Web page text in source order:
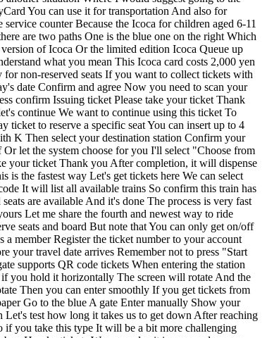
You can use it for transportation And also for
counter Because the Icoca for children aged 6-11
are two paths One is the blue one on the right Which
of Icoca Or the limited edition Icoca Queue up
what you mean This Icoca card costs 2,000 yen
non-reserved seats If you want to collect tickets with
You could tell they were full of joy and excitement for their Japan trip After boarding, there's an area next to you for luggage Large luggage can be placed here You don't need to reserve space for large luggage So you can use any available space Inside, there are cute Hello Kitty designs everywhere Like adorable patterns on the windows And Kitty seat covers on the back of the chairs The middle armrest can be lifted up And for dining There's a tray table you can pull out It's a simple small table For drinks and small items Osaka isn't just a food paradise It also has a cool nickname called "The Nation's Kitchen" Today we came to Tenma Market in the morning Which is the origin of this "Nation's Kitchen" nickname Osaka rose to prominence Mainly because of its highly developed And extensive waterways At the intersection of waterways Large trading centers gradually developed Tenma Market is one of them And do you know The famous area Dotonbori Doesn't Dotonbori have a canal in front That was a canal built during the Tokugawa period So canals were very important For Osaka's rise Can you think of A place in Taiwan That also rose to prominence Because of canals? The answer is Dadaocheng Actually, when I just came out of the subway The buildings along the way didn't look like modern Japanese architecture Instead, it feels more like a local market Coming down I saw a fruit store The fruit prices are quite reasonable This bunch of bananas is only 192 yen Compared to the supermarket I visited yesterday It's a bit cheaper They also have strawberries here I'm not sure about the price differences between varieties The strawberries look so big 645 yen There's an area selling fruit with less appealing appearance But the prices are very cheap If you want to find bargains This market is very suitable Next to the fruit store there's a Pro Mart It's a supermarket specifically for chefs and restaurants Because its prices are so cheap And the quality is good So as a result Many locals come to shop at this supermarket Because there are many daily necessities here And a wide variety of food ingredients There are all kinds of ingredients Wow, it's really abundant Just looking at the meat and ham section There are so many different options This large tray of pork is only 666 yen This kind of premium marbled beef Is also sold here The marbling looks beautiful 1,333 yen No wonder this place has become a favorite For restaurants and housewives Because it offers a really wide variety of ingredients There are also many ready-to-cook meal packs Like these ones labeled for business use Which are specifically for restaurants There are also many different kinds of snacks here I think it's quite suitable for regular tourists Or individual visitors to come here and buy snacks In this market There are relatively fewer stores selling ready-to-eat food Next to the Pro Mart chef's supermarket There's a tempura shop It's one of the few places selling ready-to-eat food that you can eat on-site When people think of tempura You might wonder if it's like sweet potato fries Actually, tempura in Japanese means fried food Any food that's deep-fried is called tempura Tempura was brought from Nagasaki to Edo After inexpensive rapeseed oil became available Tempura gradually became a common street food A dish that everyone could eat So it became one of the three great cuisines of Edo Roy, can you guess The three great cuisines of Edo One is tempura, right? What are the other two? Sashimi Do you think everyone could afford sashimi? Dumplings Dumplings are Chinese Something we eat often Ramen Oh, none of your guesses are right Okay, here's the answer The first is tempura, right? Then the second is sushi And the third is soba noodles These three are the great cuisines of the Edo period This tempura shop Even when it gets cold It's still very delicious And what's special is that it's not greasy at all It tastes very fresh and light Each bite lets you taste the natural sweetness of the ingredients And have you noticed Its coating is different from regular tempura It only has a thin layer of batter Not thick and greasy like traditional tempura If you take it back to your hotel as a midnight snack It's still delicious The squid tempura is the owner's signature dish I definitely recommend everyone try it Downstairs there's a place called Mitsutaka Seafood Wow, this is a whole octopus! Yesterday at Kuromon Market Just four or five slices cost 500 yen This is so big and thick They also sell tuna slices like this But the downside here is It's really for local families to shop Their items are all pre-cut and packaged like this Not very suitable for tourists to buy and eat on the spot Better for buying to cook later They also have pre-prepared salmon here For making sashimi I wonder if some restaurants also come here to shop It's really convenient Everything is already prepared for you Hokkaido scallops for 980 yen These can be eaten raw They sell smaller packages of salmon roe For 480 yen A small box of sea urchin costs 2,380 yen The shrimp are super thick and large Look at these shr